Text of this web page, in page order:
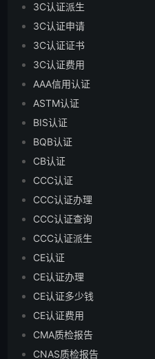
3C认证派生
3C认证申请
3C认证证书
3C认证费用
AAA信用认证
ASTM认证
BIS认证
BQB认证
CB认证
CCC认证
CCC认证办理
CCC认证查询
CCC认证派生
CE认证
CE认证办理
CE认证多少钱
CE认证费用
CMA质检报告
CNAS质检报告